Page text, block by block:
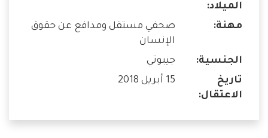
الميلاد:
مهنة:
صحفي مستقل ومدافع عن حقوق
الإنسان
الجنسية:
جيبوتي
تاريخ
الاعتقال:
15 أبريل 2018